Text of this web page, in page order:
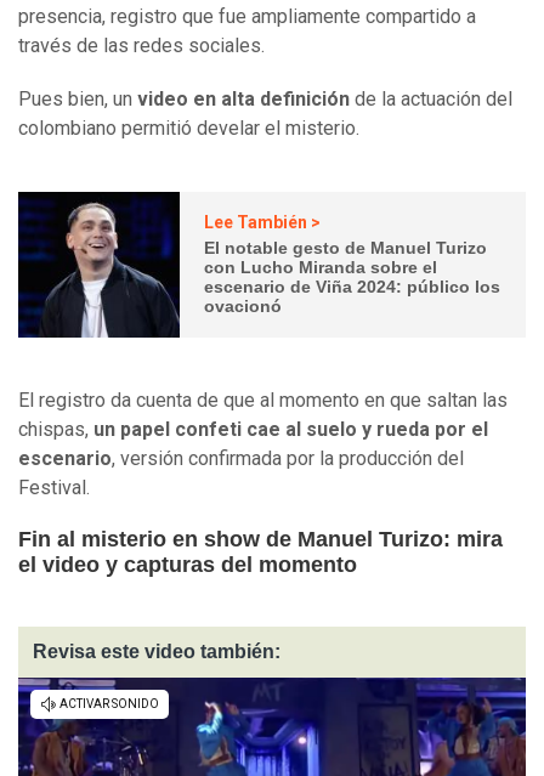
presencia, registro que fue ampliamente compartido a
través de las redes sociales.
Pues bien, un video en alta definición de la actuación del
colombiano permitió develar el misterio.
Lee También >
El notable gesto de Manuel Turizo
con Lucho Miranda sobre el
escenario de Viña 2024: público los
ovacionó
El registro da cuenta de que al momento en que saltan las
chispas, un papel confeti cae al suelo y rueda por el
escenario, versión confirmada por la producción del
Festival.
Fin al misterio en show de Manuel Turizo: mira
el video y capturas del momento
Revisa este video también: